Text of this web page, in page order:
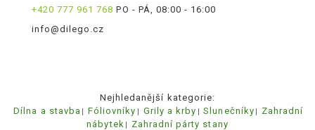
+420 777 961 768 PO - PÁ, 08:00 - 16:00
info@dilego.cz
Nejhledanější kategorie:
Dílna a stavba
Fóliovníky Grily a krby Slunečníky
Zahradní
nábytek
Zahradní párty stany